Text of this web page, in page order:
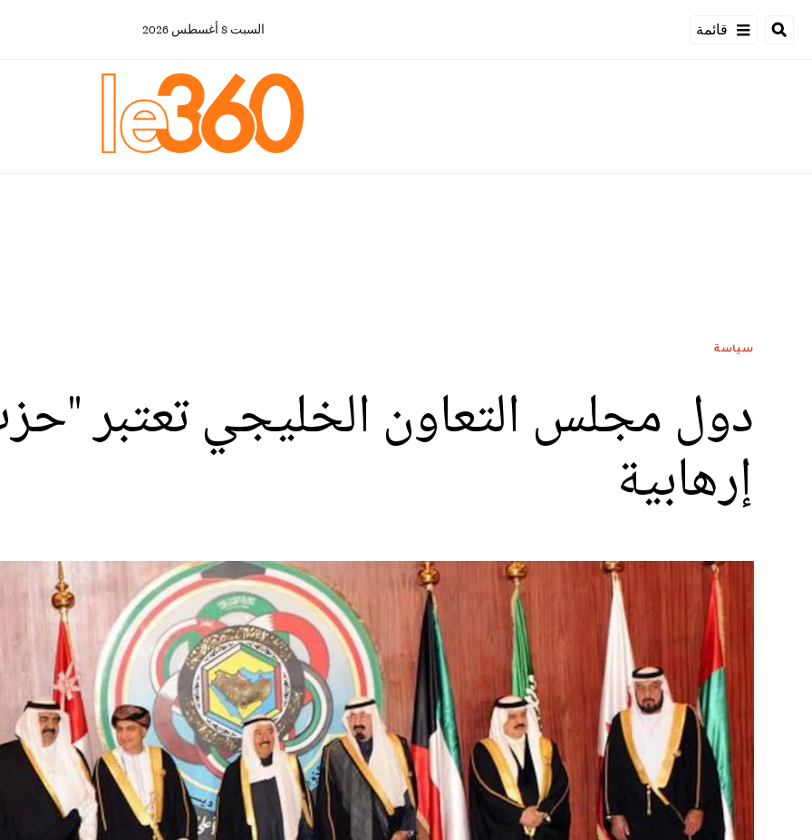
قائمة السبت 8 أغسطس 2026
سياسة
دول مجلس التعاون الخليجي تعتبر
إرهابية